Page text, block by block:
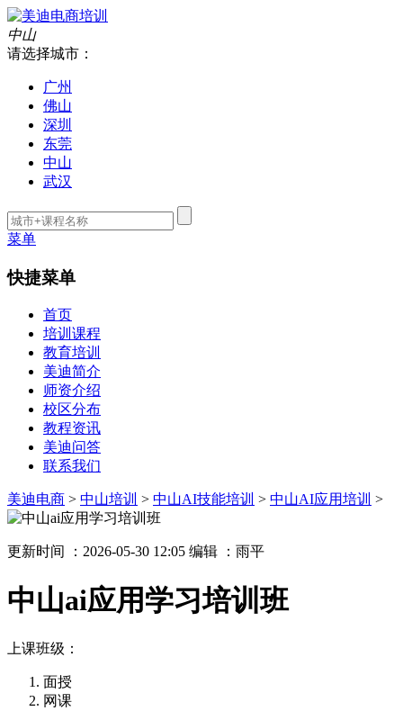
中山
请选择城市：
广州
佛山
深圳
东莞
中山
武汉
菜单
快捷菜单
首页
培训课程
教育培训
美迪简介
师资介绍
校区分布
教程资讯
美迪问答
联系我们
美迪电商 > 中山培训 > 中山AI技能培训 > 中山AI应用培训 >
更新时间 ：2026-05-30 12:05 编辑 ：雨平
中山ai应用学习培训班
上课班级：
面授
网课